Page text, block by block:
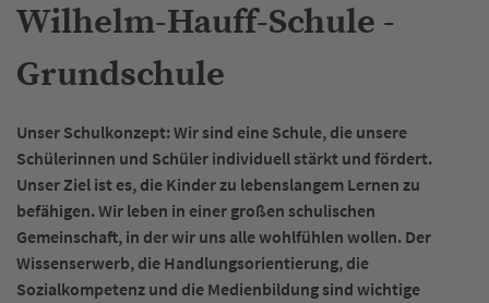
Wilhelm-Hauff-Schule -
Grundschule
Unser Schulkonzept: Wir sind eine Schule, die unsere
Schülerinnen und Schüler individuell stärkt und fördert.
Unser Ziel ist es, die Kinder zu lebenslangem Lernen zu
befähigen. Wir leben in einer großen schulischen
Gemeinschaft, in der wir uns alle wohlfühlen wollen. Der
Wissenserwerb, die Handlungsorientierung, die
Sozialkompetenz und die Medienbildung sind wichtige